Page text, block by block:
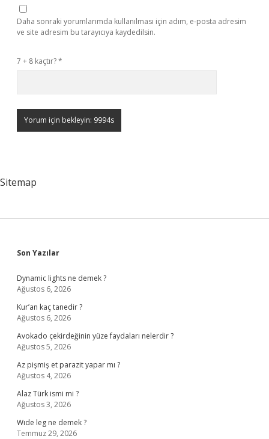
Daha sonraki yorumlarımda kullanılması için adım, e-posta adresim
ve site adresim bu tarayıcıya kaydedilsin.
7 + 8 kaçtır?*
Sitemap
Sidebar
Son Yazılar
Dynamic lights ne demek ?
Ağustos 6, 2026
Kur’an kaç tanedir ?
Ağustos 6, 2026
Avokado çekirdeğinin yüze faydaları nelerdir ?
Ağustos 5, 2026
Az pişmiş et parazit yapar mı ?
Ağustos 4, 2026
Alaz Türk ismi mi ?
Ağustos 3, 2026
Wıde leg ne demek ?
Temmuz 29, 2026